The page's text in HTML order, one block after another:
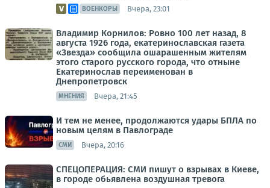
ВОЕНКОРЫ Вчера, 23:01
Владимир Корнилов: Ровно 100 лет назад, 8
августа 1926 года, екатеринославская газета
«Звезда» сообщила ошарашенным жителям
этого старого русского города, что отныне
Екатеринослав переименован в
Днепропетровск
МНЕНИЯ Вчера, 21:45
И тем не менее, продолжаются удары БПЛА по
новым целям в Павлограде
СМИ Вчера, 20:16
СПЕЦОПЕРАЦИЯ: СМИ пишут о взрывах в Киеве,
в городе обьявлена воздушная тревога